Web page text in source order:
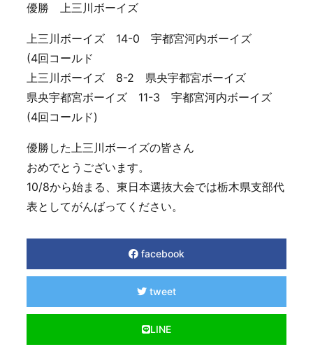
優勝 上三川ボーイズ
上三川ボーイズ 14-0 宇都宮河内ボーイズ
(4回コールド
上三川ボーイズ 8-2 県央宇都宮ボーイズ
県央宇都宮ボーイズ 11-3 宇都宮河内ボーイズ
(4回コールド)
優勝した上三川ボーイズの皆さん
おめでとうございます。
10/8から始まる、東日本選抜大会では栃木県支部代
表としてがんばってください。
facebook
tweet
LINE